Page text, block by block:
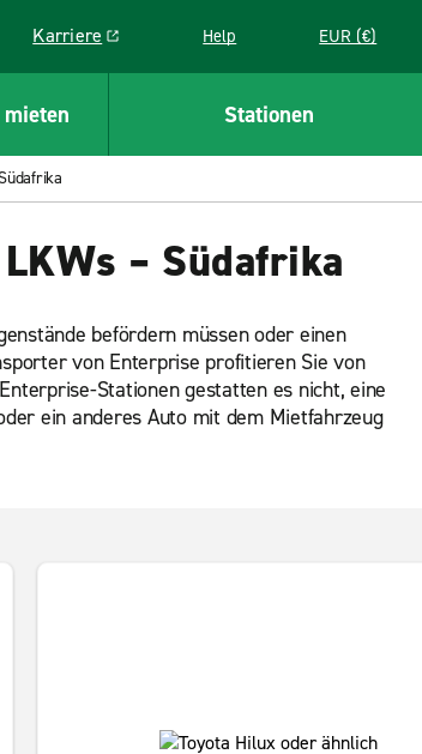
Karriere
Link opens in a new window
Help EUR (€)
Stationen
– Südafrika
befördern müssen oder einen
von Enterprise profitieren Sie von
Stationen gestatten es nicht, eine
ein anderes Auto mit dem Mietfahrzeug